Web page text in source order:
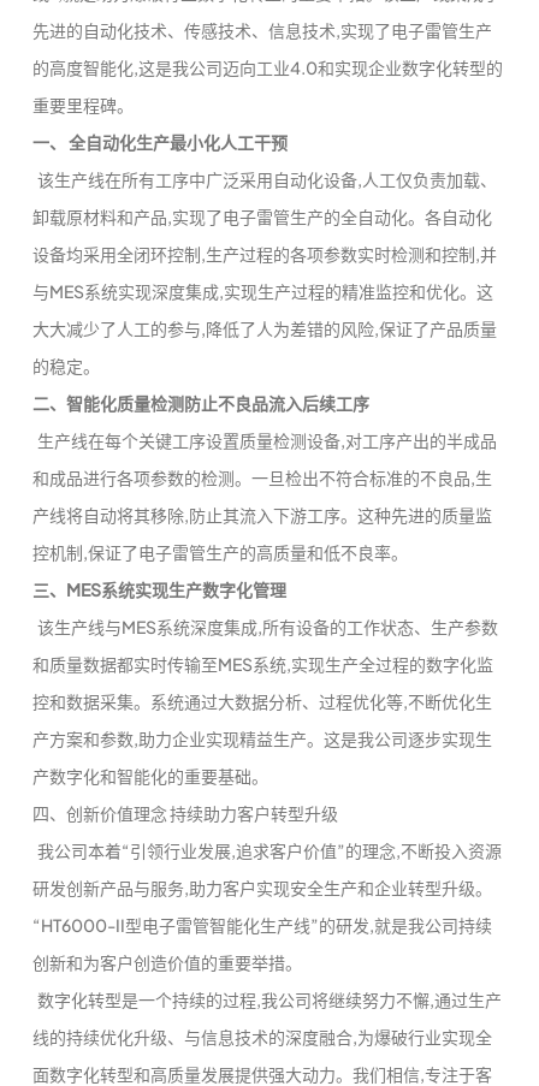
先进的自动化技术、传感技术、信息技术,实现了电子雷管生产
的高度智能化,这是我公司迈向工业4.0和实现企业数字化转型的
重要里程碑。
一、 全自动化生产最小化人工干预
该生产线在所有工序中广泛采用自动化设备,人工仅负责加载、
卸载原材料和产品,实现了电子雷管生产的全自动化。各自动化
设备均采用全闭环控制,生产过程的各项参数实时检测和控制,并
与MES系统实现深度集成,实现生产过程的精准监控和优化。这
大大减少了人工的参与,降低了人为差错的风险,保证了产品质量
的稳定。
二、智能化质量检测防止不良品流入后续工序
生产线在每个关键工序设置质量检测设备,对工序产出的半成品
和成品进行各项参数的检测。一旦检出不符合标准的不良品,生
产线将自动将其移除,防止其流入下游工序。这种先进的质量监
控机制,保证了电子雷管生产的高质量和低不良率。
三、MES系统实现生产数字化管理
该生产线与MES系统深度集成,所有设备的工作状态、生产参数
和质量数据都实时传输至MES系统,实现生产全过程的数字化监
控和数据采集。系统通过大数据分析、过程优化等,不断优化生
产方案和参数,助力企业实现精益生产。这是我公司逐步实现生
产数字化和智能化的重要基础。
四、创新价值理念 持续助力客户转型升级
我公司本着“引领行业发展,追求客户价值”的理念,不断投入资源
研发创新产品与服务,助力客户实现安全生产和企业转型升级。
“HT6000-II型电子雷管智能化生产线”的研发,就是我公司持续
创新和为客户创造价值的重要举措。
数字化转型是一个持续的过程,我公司将继续努力不懈,通过生产
线的持续优化升级、与信息技术的深度融合,为爆破行业实现全
面数字化转型和高质量发展提供强大动力。我们相信,专注于客